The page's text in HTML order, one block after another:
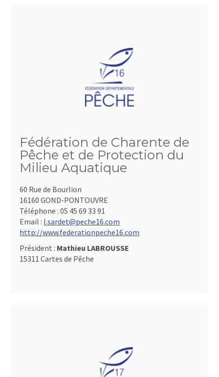
Fédération de Charente de
Pêche et de Protection du
Milieu Aquatique
60 Rue de Bourlion
16160 GOND-PONTOUVRE
Téléphone : 05 45 69 33 91
Email : l.sardet@peche16.com
http://www.federationpeche16.com
Président : Mathieu LABROUSSE
15311 Cartes de Pêche